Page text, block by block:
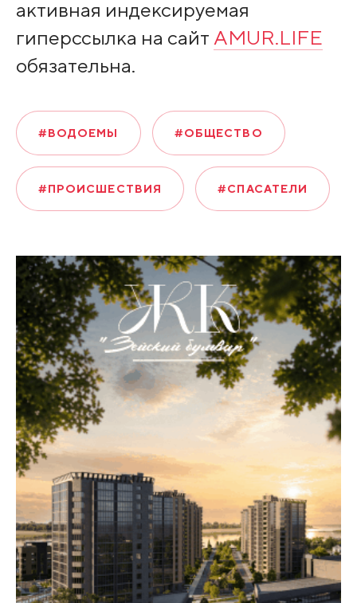
активная индексируемая
гиперссылка на сайт AMUR.LIFE
обязательна.
#ВОДОЕМЫ #ОБЩЕСТВО
#ПРОИСШЕСТВИЯ #СПАСАТЕЛИ